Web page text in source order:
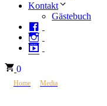
Kontakt
Gästebuch
0
Home Media